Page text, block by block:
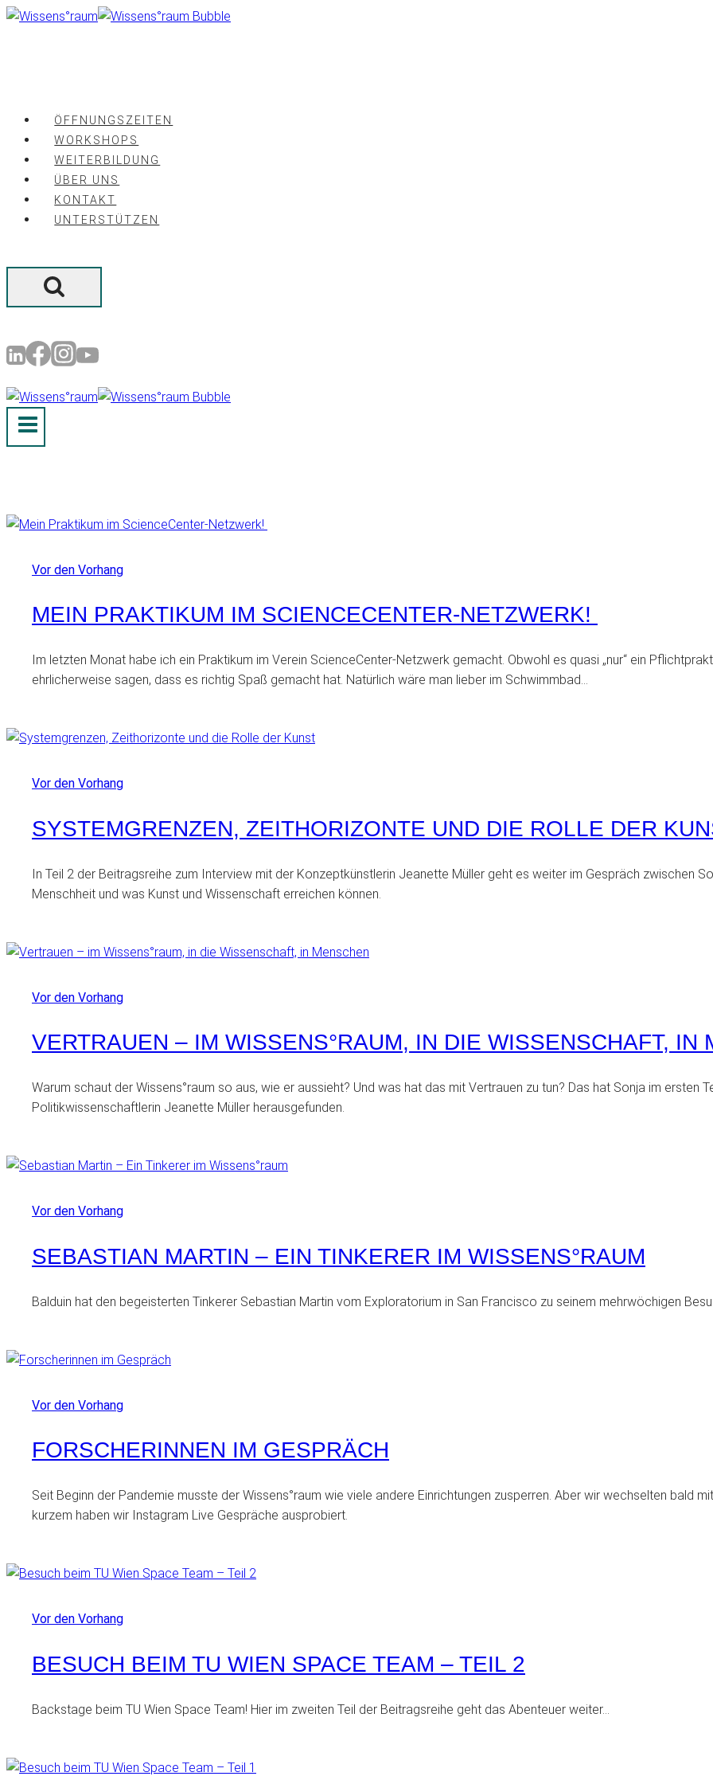
Zum
ÖFFNUNGSZEITEN
WORKSHOPS
WEITERBILDUNG
ÜBER UNS
KONTAKT
UNTERSTÜTZEN
Vor den Vorhang
MEIN PRAKTIKUM IM SCIENCECENTER-NETZWERK!
Im letzten Monat habe ich ein Praktikum im Verein ScienceCenter-Netzwerk gemacht. Obwohl es quasi „nur“ ein
ehrlicherweise sagen, dass es richtig Spaß gemacht hat. Natürlich wäre man lieber im Schwimmbad…
Vor den Vorhang
SYSTEMGRENZEN, ZEITHORIZONTE UND DIE ROLLE DER
In Teil 2 der Beitragsreihe zum Interview mit der Konzeptkünstlerin Jeanette Müller geht es weiter im Gespräch zwischen
Menschheit und was Kunst und Wissenschaft erreichen können.
Vor den Vorhang
VERTRAUEN – IM WISSENS°RAUM, IN DIE WISSENSCHAFT, IN
Warum schaut der Wissens°raum so aus, wie er aussieht? Und was hat das mit Vertrauen zu tun? Das hat Sonja im ersten
Politikwissenschaftlerin Jeanette Müller herausgefunden.
Vor den Vorhang
SEBASTIAN MARTIN – EIN TINKERER IM WISSENS°RAUM
Balduin hat den begeisterten Tinkerer Sebastian Martin vom Exploratorium in San Francisco zu seinem mehrwöchigen
Vor den Vorhang
FORSCHERINNEN IM GESPRÄCH
Seit Beginn der Pandemie musste der Wissens°raum wie viele andere Einrichtungen zusperren. Aber wir wechselten bald
kurzem haben wir Instagram Live Gespräche ausprobiert.
Vor den Vorhang
BESUCH BEIM TU WIEN SPACE TEAM – TEIL 2
Backstage beim TU Wien Space Team! Hier im zweiten Teil der Beitragsreihe geht das Abenteuer weiter…